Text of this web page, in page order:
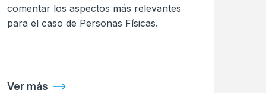
comentar los aspectos más relevantes
para el caso de Personas Físicas.
Ver más